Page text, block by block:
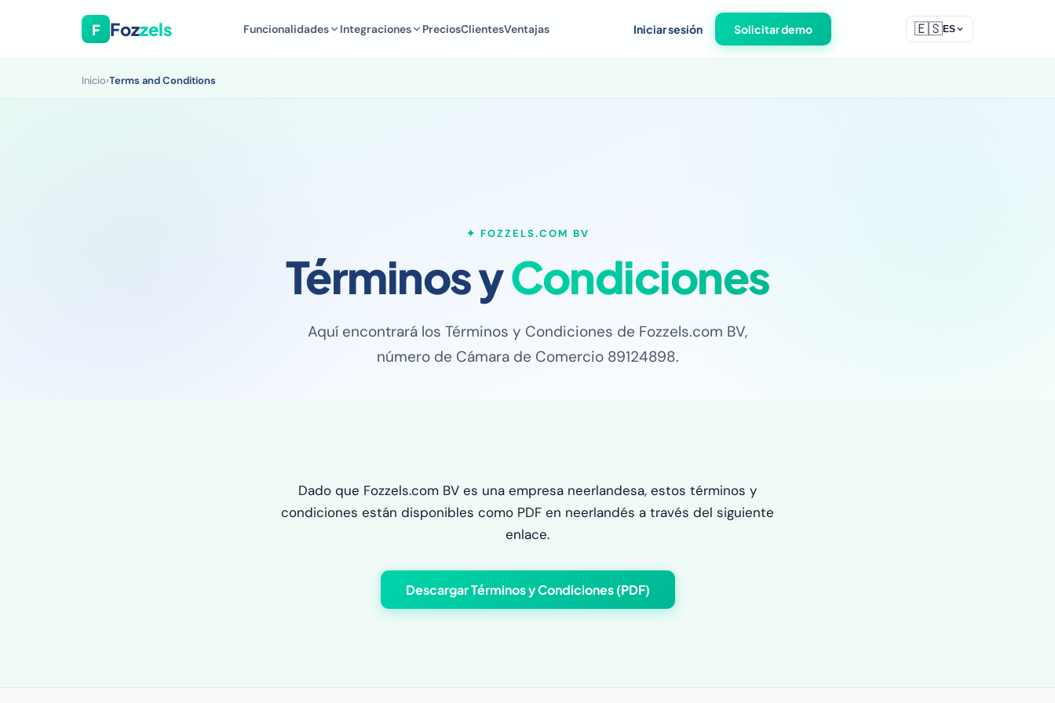
F Fozzels Funcionalidades Integraciones PreciosClientesVentajas Iniciar sesión Solicitar demo 🇪🇸ES
Inicio›Terms and Conditions
✦ FOZZELS.COM BV
Términos yCondiciones
Aquí encontrará los Términos y Condiciones de Fozzels.com BV,
número de Cámara de Comercio 89124898.
Dado que Fozzels.com BV es una empresa neerlandesa, estos términos y
condiciones están disponibles como PDF en neerlandés a través del siguiente
enlace.
Descargar Términos y Condiciones (PDF)